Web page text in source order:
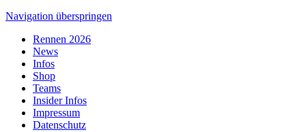
Navigation überspringen
Rennen 2026
News
Infos
Shop
Teams
Insider Infos
Impressum
Datenschutz